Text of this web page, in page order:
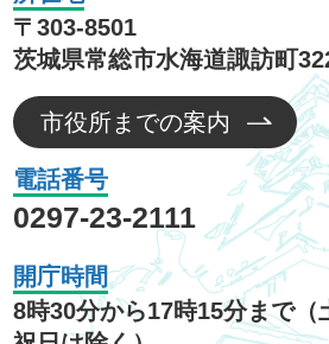
〒303-8501
茨城県常総市水海道諏訪町
市役所までの案内
電話番号
0297-23-2111
開庁時間
8時30分から17時15分まで（